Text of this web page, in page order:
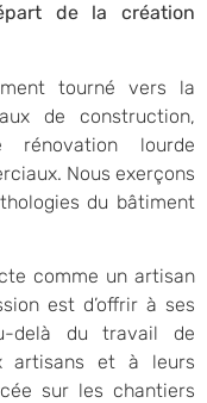
de la création
tourné vers la
de construction,
rénovation lourde
Nous exerçons
du bâtiment
comme un artisan
est d’offrir à ses
delà du travail de
artisans et à leurs
sur les chantiers